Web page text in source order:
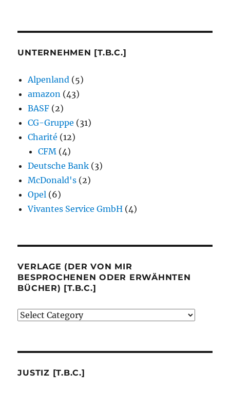
UNTERNEHMEN [T.B.C.]
Alpenland (5)
amazon (43)
BASF (2)
CG-Gruppe (31)
Charité (12)
CFM (4)
Deutsche Bank (3)
McDonald's (2)
Opel (6)
Vivantes Service GmbH (4)
VERLAGE (DER VON MIR
BESPROCHENEN ODER ERWÄHNTEN
BÜCHER) [T.B.C.]
Verlage
besprochenen
JUSTIZ [T.B.C.]